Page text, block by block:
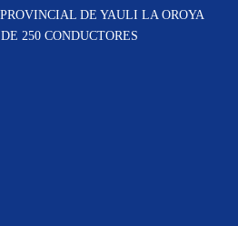
DE YAULI LA OROYA
250 CONDUCTORES